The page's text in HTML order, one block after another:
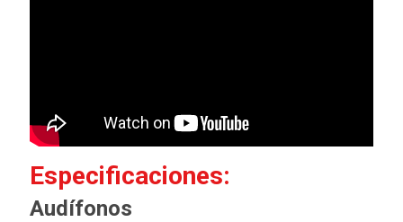
Especificaciones:
Audífonos